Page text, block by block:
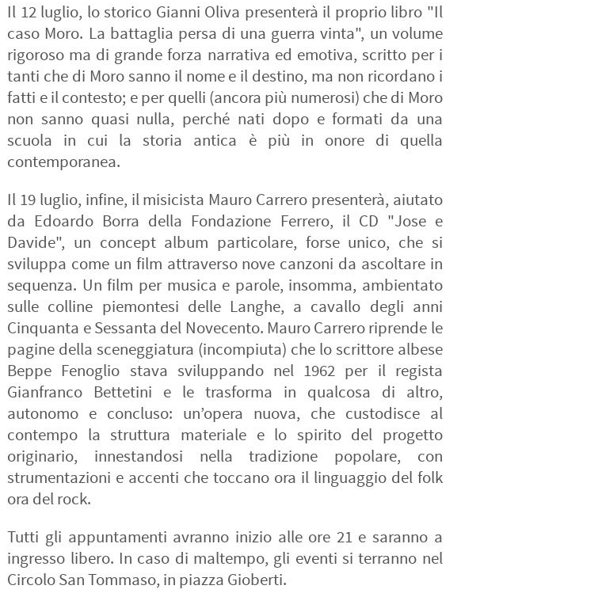
Il 12 luglio, lo storico Gianni Oliva presenterà il proprio libro "Il
caso Moro. La battaglia persa di una guerra vinta", un volume
rigoroso ma di grande forza narrativa ed emotiva, scritto per i
tanti che di Moro sanno il nome e il destino, ma non ricordano i
fatti e il contesto; e per quelli (ancora più numerosi) che di Moro
non sanno quasi nulla, perché nati dopo e formati da una
scuola in cui la storia antica è più in onore di quella
contemporanea.
Il 19 luglio, infine, il misicista Mauro Carrero presenterà, aiutato
da Edoardo Borra della Fondazione Ferrero, il CD "Jose e
Davide", un concept album particolare, forse unico, che si
sviluppa come un film attraverso nove canzoni da ascoltare in
sequenza. Un film per musica e parole, insomma, ambientato
sulle colline piemontesi delle Langhe, a cavallo degli anni
Cinquanta e Sessanta del Novecento. Mauro Carrero riprende le
pagine della sceneggiatura (incompiuta) che lo scrittore albese
Beppe Fenoglio stava sviluppando nel 1962 per il regista
Gianfranco Bettetini e le trasforma in qualcosa di altro,
autonomo e concluso: un’opera nuova, che custodisce al
contempo la struttura materiale e lo spirito del progetto
originario, innestandosi nella tradizione popolare, con
strumentazioni e accenti che toccano ora il linguaggio del folk
ora del rock.
Tutti gli appuntamenti avranno inizio alle ore 21 e saranno a
ingresso libero. In caso di maltempo, gli eventi si terranno nel
Circolo San Tommaso, in piazza Gioberti.